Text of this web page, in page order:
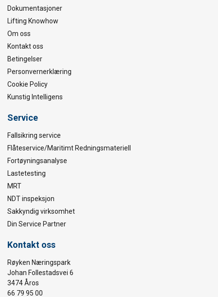
Dokumentasjoner
Lifting Knowhow
Om oss
Kontakt oss
Betingelser
Personvernerklæring
Cookie Policy
Kunstig Intelligens
Service
Fallsikring service
Flåteservice/Maritimt Redningsmateriell
Fortøyningsanalyse
Lastetesting
MRT
NDT inspeksjon
Sakkyndig virksomhet
Din Service Partner
Kontakt oss
Røyken Næringspark
Johan Follestadsvei 6
3474 Åros
66 79 95 00